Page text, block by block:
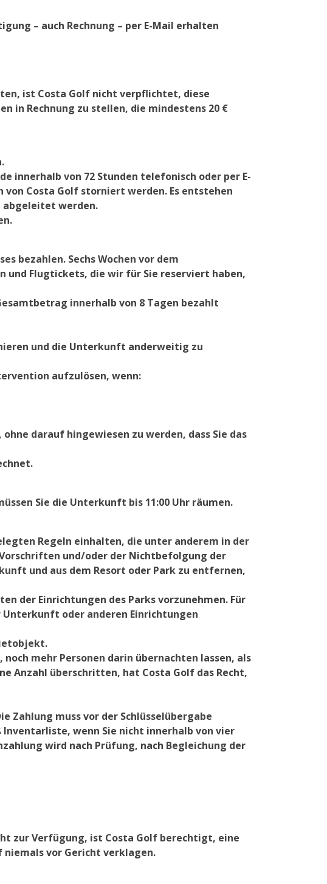
– auch Rechnung – per E-Mail erhalten
ist Costa Golf nicht verpflichtet, diese
in Rechnung zu stellen, die mindestens 20 €
innerhalb von 72 Stunden telefonisch oder per E-
von Costa Golf storniert werden. Es entstehen
abgeleitet werden.
bezahlen. Sechs Wochen vor dem
und Flugtickets, die wir für Sie reserviert haben,
innerhalb von 8 Tagen bezahlt
und die Unterkunft anderweitig zu
aufzulösen, wenn:
darauf hingewiesen zu werden, dass Sie das
Sie die Unterkunft bis 11:00 Uhr räumen.
Regeln einhalten, die unter anderem in der
und/oder der Nichtbefolgung der
und aus dem Resort oder Park zu entfernen,
der Einrichtungen des Parks vorzunehmen. Für
oder anderen Einrichtungen
mehr Personen darin übernachten lassen, als
Anzahl überschritten, hat Costa Golf das Recht,
Zahlung muss vor der Schlüsselübergabe
wenn Sie nicht innerhalb von vier
wird nach Prüfung, nach Begleichung der
zur Verfügung, ist Costa Golf berechtigt, eine
vor Gericht verklagen.